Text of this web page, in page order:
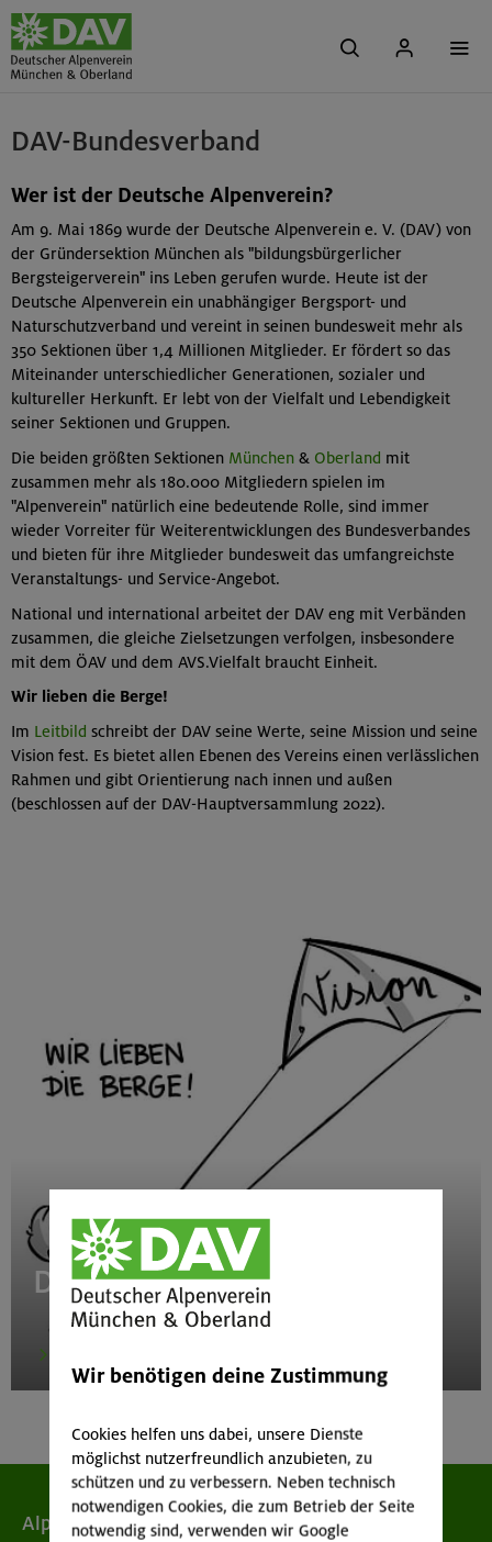
DAV-Bundesverband
Wer ist der Deutsche Alpenverein?
Am 9. Mai 1869 wurde der Deutsche Alpenverein e. V. (DAV) von
der Gründersektion München als "bildungsbürgerlicher
Bergsteigerverein" ins Leben gerufen wurde. Heute ist der
Deutsche Alpenverein ein unabhängiger Bergsport- und
Naturschutzverband und vereint in seinen bundesweit mehr als
350 Sektionen über 1,4 Millionen Mitglieder. Er fördert so das
Miteinander unterschiedlicher Generationen, sozialer und
kultureller Herkunft. Er lebt von der Vielfalt und Lebendigkeit
seiner Sektionen und Gruppen.
Die beiden größten Sektionen München & Oberland mit
zusammen mehr als 180.000 Mitgliedern spielen im
"Alpenverein" natürlich eine bedeutende Rolle, sind immer
wieder Vorreiter für Weiterentwicklungen des Bundesverbandes
und bieten für ihre Mitglieder bundesweit das umfangreichste
Veranstaltungs- und Service-Angebot.
National und international arbeitet der DAV eng mit Verbänden
zusammen, die gleiche Ziel­setzungen verfolgen, insbesondere
mit dem ÖAV und dem AVS.Vielfalt braucht Einheit.
Wir lieben die Berge!
Im Leitbild schreibt der DAV seine Werte, seine Mission und seine
Vision fest. Es bietet allen Ebenen des Vereins einen verlässlichen
Rahmen und gibt Orientierung nach innen und außen
(beschlossen auf der DAV-Hauptversammlung 2022).
DAV-Leitbild
Alpenverein
Wir benötigen deine Zustimmung
Cookies helfen uns dabei, unsere Dienste
möglichst nutzerfreundlich anzubieten, zu
schützen und zu verbessern. Neben technisch
notwendigen Cookies, die zum Betrieb der Seite
notwendig sind, verwenden wir Google